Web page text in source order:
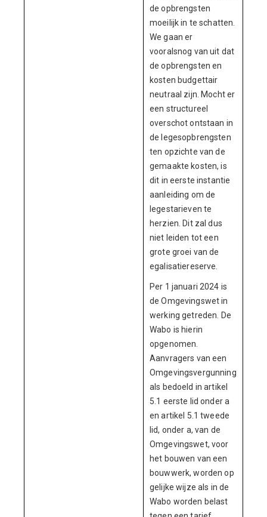
de opbrengsten
moeilijk in te schatten.
We gaan er
vooralsnog van uit dat
de opbrengsten en
kosten budgettair
neutraal zijn. Mocht er
een structureel
overschot ontstaan in
de legesopbrengsten
ten opzichte van de
gemaakte kosten, is
dit in eerste instantie
aanleiding om de
legestarieven te
herzien. Dit zal dus
niet leiden tot een
grote groei van de
egalisatiereserve.
Per 1 januari 2024 is
de Omgevingswet in
werking getreden. De
Wabo is hierin
opgenomen.
Aanvragers van een
Omgevingsvergunning
als bedoeld in artikel
5.1 eerste lid onder a
en artikel 5.1 tweede
lid, onder a, van de
Omgevingswet, voor
het bouwen van een
bouwwerk, worden op
gelijke wijze als in de
Wabo worden belast